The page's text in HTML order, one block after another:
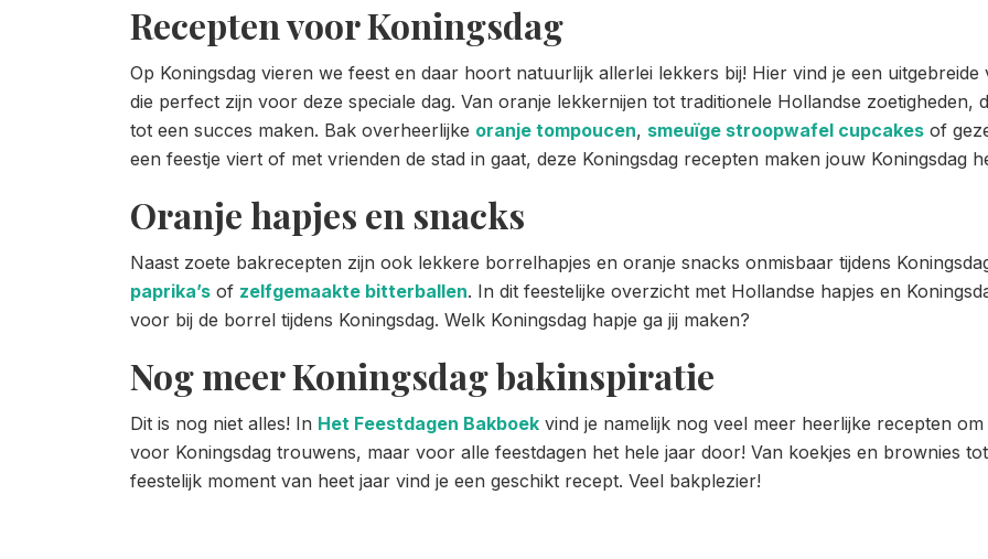
Recepten voor Koningsdag
Op Koningsdag vieren we feest en daar hoort natuurlijk allerlei lekkers bij! Hier vind je een
die perfect zijn voor deze speciale dag. Van oranje lekkernijen tot traditionele Hollandse zoetigheden,
tot een succes maken. Bak overheerlijke oranje tompoucen, smeuïge stroopwafel cupcakes of
een feestje viert of met vrienden de stad in gaat, deze Koningsdag recepten maken jouw Koningsdag
Oranje hapjes en snacks
Naast zoete bakrecepten zijn ook lekkere borrelhapjes en oranje snacks onmisbaar tijdens
paprika’s of zelfgemaakte bitterballen. In dit feestelijke overzicht met Hollandse hapjes en
voor bij de borrel tijdens Koningsdag. Welk Koningsdag hapje ga jij maken?
Nog meer Koningsdagbakinspiratie
Dit is nog niet alles! In Het Feestdagen Bakboek vind je namelijk nog veel meer heerlijke recepten
voor Koningsdag trouwens, maar voor alle feestdagen het hele jaar door! Van koekjes en brownies
feestelijk moment van heet jaar vind je een geschikt recept. Veel bakplezier!